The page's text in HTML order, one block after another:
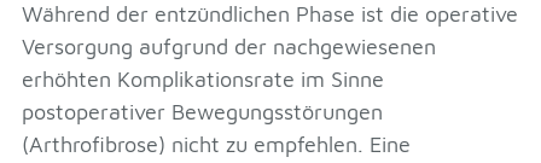
Während der entzündlichen Phase ist die operative
Versorgung aufgrund der nachgewiesenen
erhöhten Komplikationsrate im Sinne
postoperativer Bewegungsstörungen
(Arthrofibrose) nicht zu empfehlen. Eine